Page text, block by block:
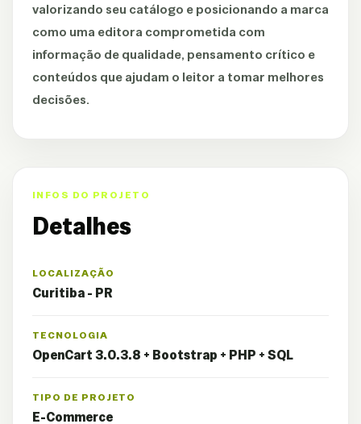
valorizando seu catálogo e posicionando a marca
como uma editora comprometida com
informação de qualidade, pensamento crítico e
conteúdos que ajudam o leitor a tomar melhores
decisões.
INFOS DO PROJETO
Detalhes
LOCALIZAÇÃO
Curitiba - PR
TECNOLOGIA
OpenCart 3.0.3.8 + Bootstrap + PHP + SQL
TIPO DE PROJETO
E-Commerce